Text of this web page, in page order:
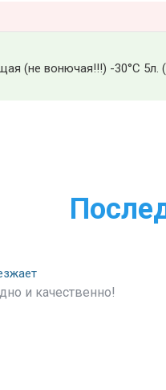
(не вонючая!!!) -30°C 5л. (
и качественно!